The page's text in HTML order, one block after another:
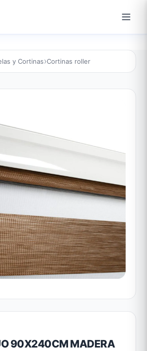
y Cortinas›Cortinas roller
90X240CM MADERA